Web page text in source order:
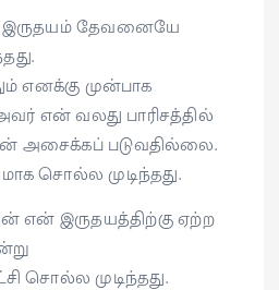
தேவனையே
எனக்கு முன்பாக
என் வலது பாரிசத்தில்
அசைக்கப் படுவதில்லை.
சொல்ல முடிந்தது.
இருதயத்திற்கு ஏற்ற
சொல்ல முடிந்தது.